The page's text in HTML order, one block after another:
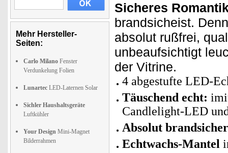
Mehr Hersteller-
Seiten:
Carlo Milano Fenster
Verdunkelung Folien
Lunartec LED-Laternen Solar
Sichler Haushaltsgeräte
Luftkühler
Your Design Mini-Magnet
Bilderrahmen
Sicheres
brandsicheist.
absolut rußfrei,
unbeaufsichtigt
der Vitrine.
4 abgestufte LED-
Täuschend echt:
Candlelight-LED
Absolut brandsicher
Echtwachs-Mantel